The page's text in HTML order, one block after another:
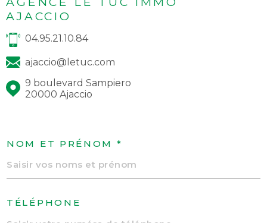
AJACCIO
04.95.21.10.84
ajaccio@letuc.com
9 boulevard Sampiero
20000 Ajaccio
NOM ET PRÉNOM *
TÉLÉPHONE